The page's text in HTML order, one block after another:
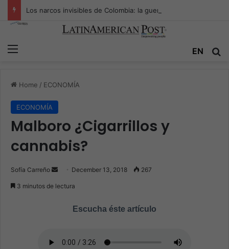
EN
Home / ECONOMÍA
ECONOMÍA
Malboro ¿Cigarrillos y
cannabis?
Sofía Carreño December 13, 2018 267
3 minutos de lectura
Escucha éste artículo